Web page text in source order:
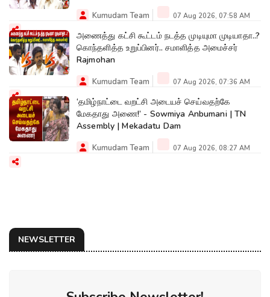
Kumudam Team 07 Aug 2026, 07:58 AM
அணைத்து கட்சி கூட்டம் நடத்த முடியுமா முடியாதா..?
கொந்தளித்த உறுப்பினர்.. சமாளித்த அமைச்சர்
Rajmohan
Kumudam Team 07 Aug 2026, 07:36 AM
‘தமிழ்நாட்டை வறட்சி அடையச் செய்வதற்கே
மேகதாது அணை!’ - Sowmiya Anbumani | TN
Assembly | Mekadatu Dam
Kumudam Team 07 Aug 2026, 08:27 AM
NEWSLETTER